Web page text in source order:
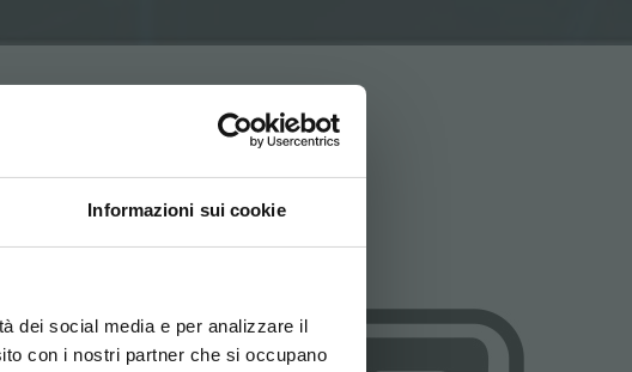
Informazioni sui cookie
dei social media e per analizzare il
con i nostri partner che si occupano
la